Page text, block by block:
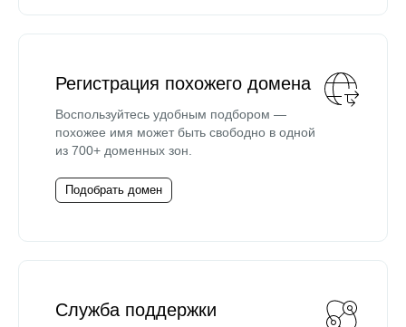
Регистрация похожего домена
Воспользуйтесь удобным подбором —
похожее имя может быть свободно в одной
из 700+ доменных зон.
Подобрать домен
Служба поддержки